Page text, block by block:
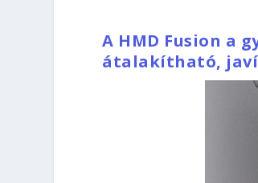
A HMD Fusion a
átalakítható,